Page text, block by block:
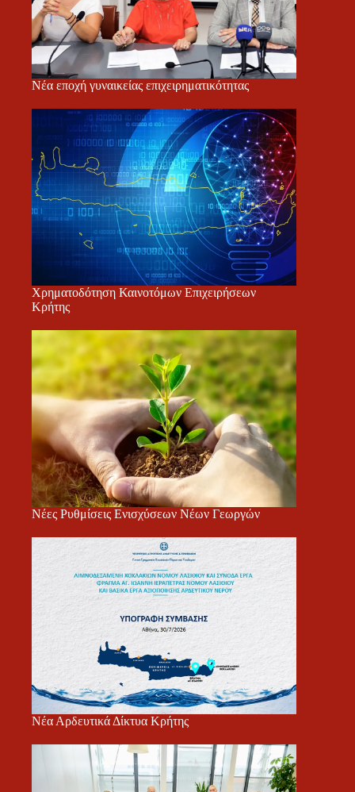
Νέα εποχή γυναικείας επιχειρηματικότητας
Χρηματοδότηση Καινοτόμων Επιχειρήσεων
Κρήτης
Νέες Ρυθμίσεις Ενισχύσεων Νέων Γεωργών
Νέα Αρδευτικά Δίκτυα Κρήτης